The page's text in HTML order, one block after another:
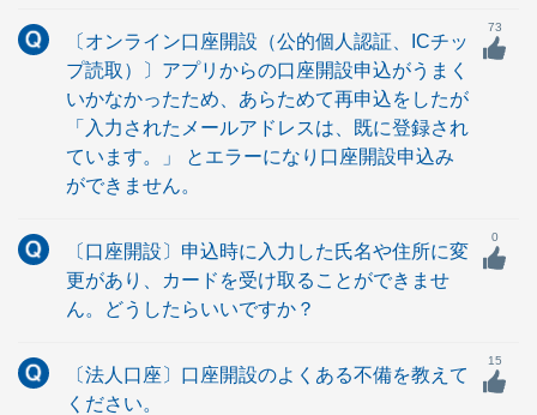
〔オンライン口座開設（公的個人認証、ICチッ
プ読取）〕アプリからの口座開設申込がうまく
いかなかったため、あらためて再申込をしたが
「入力されたメールアドレスは、既に登録され
ています。」 とエラーになり口座開設申込み
ができません。
73
〔口座開設〕申込時に入力した氏名や住所に変
更があり、カードを受け取ることができませ
ん。どうしたらいいですか？
0
〔法人口座〕口座開設のよくある不備を教えて
ください。
15